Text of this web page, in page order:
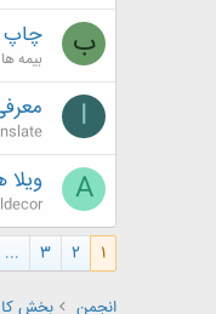
ب چاپ
بیمه ها
I
A
1
2
3
...
انجمن بخش